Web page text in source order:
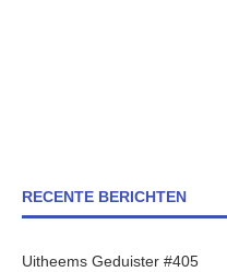
RECENTE BERICHTEN
Uitheems Geduister #405